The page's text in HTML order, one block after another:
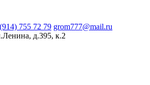
755 72 79 grom777@mail.ru
д.395, к.2